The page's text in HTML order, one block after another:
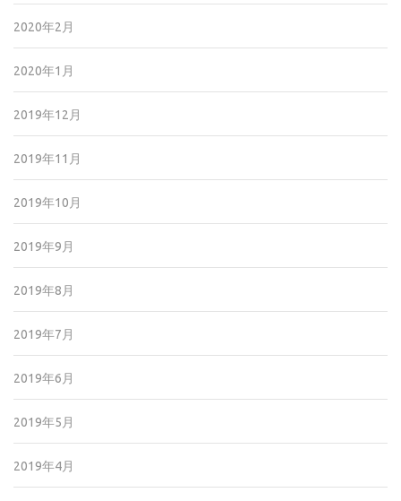
2020年2月
2020年1月
2019年12月
2019年11月
2019年10月
2019年9月
2019年8月
2019年7月
2019年6月
2019年5月
2019年4月